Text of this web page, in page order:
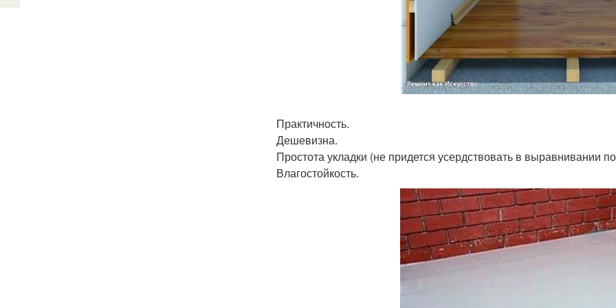
Практичность.
Дешевизна.
Простота укладки (не придется усердствовать в выравнивании
Влагостойкость.